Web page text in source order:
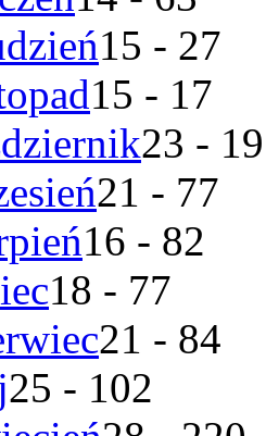
15 - 27
15 - 17
23 - 19
21 - 77
16 - 82
18 - 77
21 - 84
25 - 102